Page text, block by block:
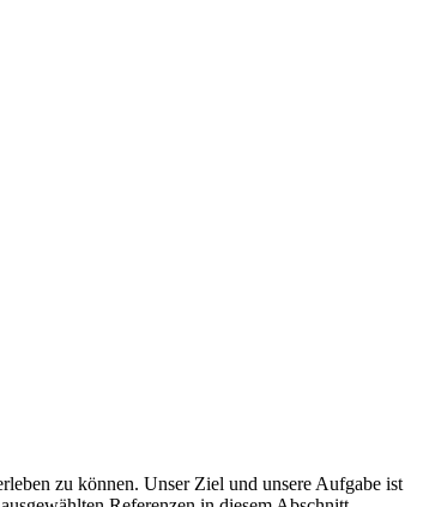
zu können. Unser Ziel und unsere Aufgabe ist